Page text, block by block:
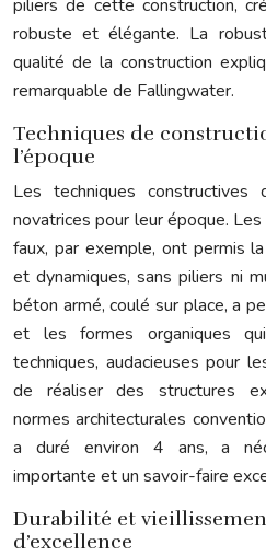
piliers de cette construction,
robuste et élégante. La
qualité de la construction
remarquable de Fallingwater.
Techniques de
l’époque
Les techniques
novatrices pour leur époque.
faux, par exemple, ont permis
et dynamiques, sans piliers ni
béton armé, coulé sur place, a
et les formes organiques
techniques, audacieuses pour
de réaliser des structures
normes architecturales
a duré environ 4 ans, a
importante et un savoir-faire
Durabilité et
d’excellence